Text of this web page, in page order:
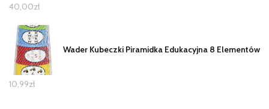
40,00zł
Wader Kubeczki Piramidka Edukacyjna 8 Elementów
10,99zł